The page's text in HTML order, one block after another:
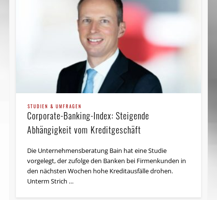
STUDIEN & UMFRAGEN
Corporate-Banking-Index: Steigende
Abhängigkeit vom Kreditgeschäft
Die Unternehmensberatung Bain hat eine Studie
vorgelegt, der zufolge den Banken bei Firmenkunden in
den nächsten Wochen hohe Kreditausfälle drohen.
Unterm Strich …